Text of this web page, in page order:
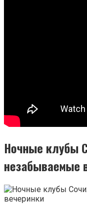
Ночные клубы
незабываемые